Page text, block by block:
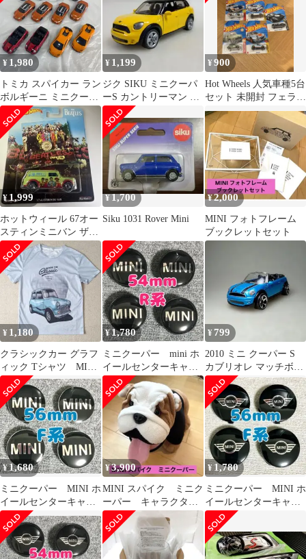
¥ 1,980
トミカ スパイカー ラン
ボルギーニ ミニクーパ
ー 12台セット まとめ
ミニカー
¥ 1,199
ジク SIKU ミニクーパ
ーS カントリーマン ボ
ーネルンド ミニカー
¥900
Hot Wheels 人気車種5台
セット 未開封 フェラー
リ ポルシェ等
¥1,999
ホットウィール 67オー
スティンミニバン ザビ
ートルズ
¥1,700
Siku 1031 Rover Mini
¥2,000
MINI フォトフレーム
ブックレットセット
¥ 1,180
クラシックカー グラフ
ィック Tシャツ MINI
風
¥1,780
ミニクーパー mini ホ
イールセンターキャッ
プ 54mm 4個 ブラッ
ク 黒
¥ 799
2010 ミニ クーパー S
カブリオレ マッチボッ
クス ミニカー
¥1,680
ミニクーパー MINI ホ
イールセンターキャッ
プ 56mm 4個 ブラッ
ク
¥3,900
MINI スパイク ミニク
ーパー キャラクター
ぬいぐるみ
¥1,780
ミニクーパー MINI ホ
イールセンターキャッ
プ 56mm 4個 翼 ウ
ィング